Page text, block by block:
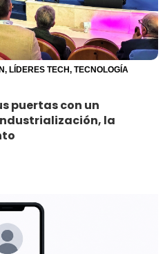
, LÍDERES TECH, TECNOLOGÍA
puertas con un
la